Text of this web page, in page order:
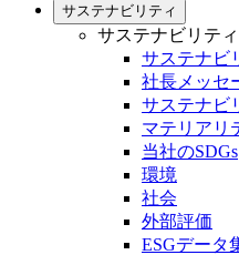
サステナビリティ
サステナビリティ
サステナビ
社長メッセ
サステナビ
マテリアリ
当社のSDGs
環境
社会
外部評価
ESGデータ